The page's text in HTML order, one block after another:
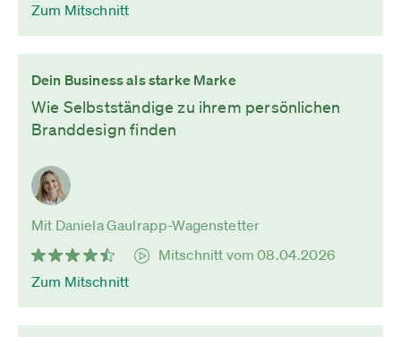
Zum Mitschnitt
Dein Business als starke Marke
Wie Selbstständige zu ihrem persönlichen
Branddesign finden
Mit Daniela Gaulrapp-Wagenstetter
Mitschnitt vom 08.04.2026
Zum Mitschnitt